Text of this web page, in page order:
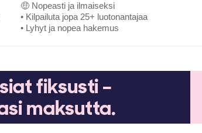
🤑 Nopeasti ja ilmaiseksi
• Kilpailuta jopa 25+ luotonantajaa
• Lyhyt ja nopea hakemus